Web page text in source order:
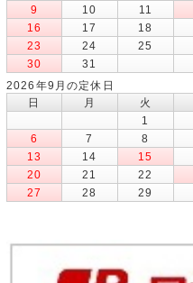
9 10 11
16
17 18
23
24 25
30
31
2026年9月の定休日
日
月 火
1
6
7 8
13
14 15
20
21 22
27
28 29